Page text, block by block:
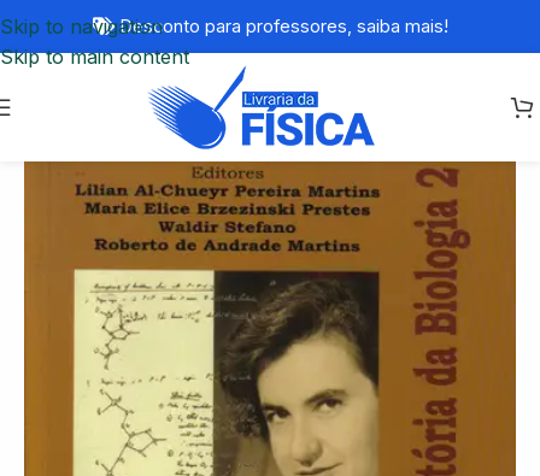
Skip to navigation
Skip to main content
Desconto para professores, saiba mais!